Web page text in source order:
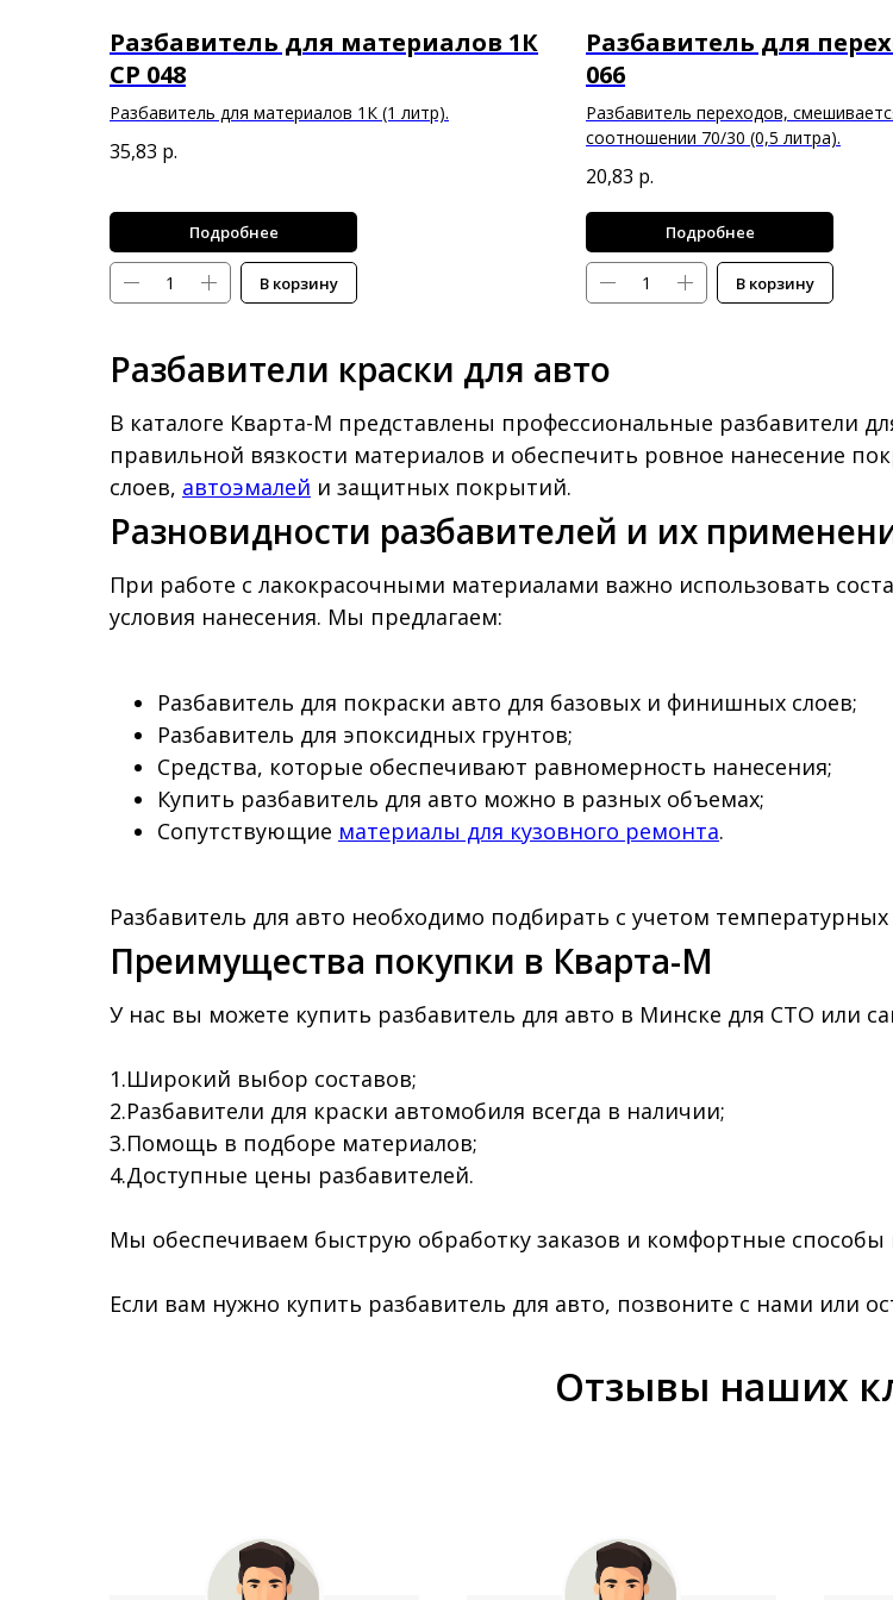
Разбавитель для материалов 1К
CP 048
Разбавитель для материалов 1К (1 литр).
35,83 р.
Подробнее
В корзину
Разбавитель для
066
Разбавитель переходов,
соотношении 70/30 (0,5 литра).
20,83 р.
Подробнее
В корзину
Разбавители краски для авто
В каталоге Кварта-М представлены профессиональные разбавители
правильной вязкости материалов и обеспечить ровное нанесение
слоев, автоэмалей и защитных покрытий.
Разновидности разбавителей и их
При работе с лакокрасочными материалами важно использовать
условия нанесения. Мы предлагаем:
Разбавитель для покраски авто для базовых и финишных слоев;
Разбавитель для эпоксидных грунтов;
Средства, которые обеспечивают равномерность нанесения;
Купить разбавитель для авто можно в разных объемах;
Сопутствующие материалы для кузовного ремонта.
Разбавитель для авто необходимо подбирать с учетом
Преимущества покупки в Кварта-М
У нас вы можете купить разбавитель для авто в Минске для СТО или
1.Широкий выбор составов;
2.Разбавители для краски автомобиля всегда в наличии;
3.Помощь в подборе материалов;
4.Доступные цены разбавителей.
Мы обеспечиваем быструю обработку заказов и комфортные способы
Если вам нужно купить разбавитель для авто, позвоните с нами или
Отзывы наших